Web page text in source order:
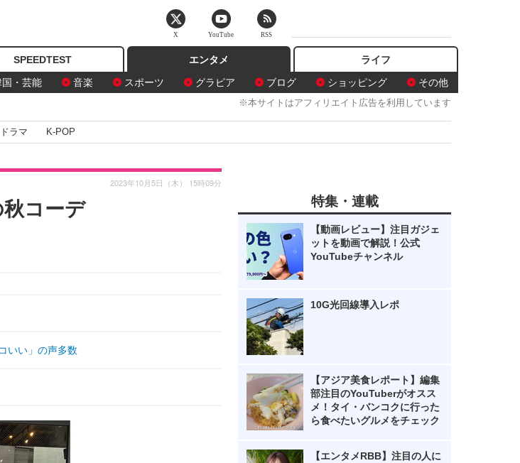
SPEEDTEST
エンタメ
国・芸能 音楽 スポーツ グラビア ブログ ショッピング その他
ライフ
※本サイトはアフィリエイト広告を利用しています
ラマ K-POP
コーデ
2023年10月5日（木） 15時09分
いい」の声多数
特集・連載
【動画レビュー】注目ガジェ
ットを動画で解説！公式
YouTubeチャンネル
10G光回線導入レポ
【アジア美食レポート】編集
部注目のYouTuberがオスス
メ！タイ・バンコクに行った
ら食べたいグルメをチェック
【エンタメRBB】注目の人に
X YouTube RSS